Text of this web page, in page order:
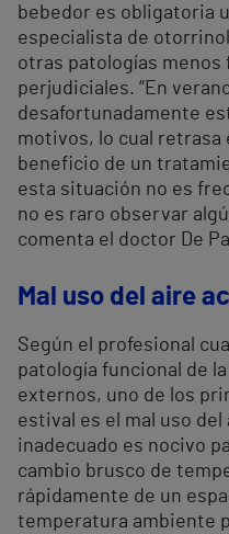
bebedor es obligatoria
especialista de
otras patologías
perjudiciales. “En
desafortunadamente
motivos, lo cual retrasa
beneficio de un
esta situación no es
no es raro observar
comenta el doctor De
Mal uso del aire
Según el profesional
patología funcional de
externos, uno de los
estival es el mal uso del
inadecuado es nocivo
cambio brusco de
rápidamente de un
temperatura ambiente